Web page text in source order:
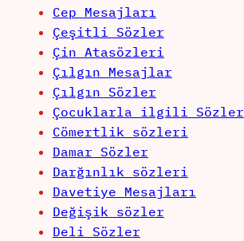
Cep Mesajları
Çeşitli Sözler
Çin Atasözleri
Çılgın Mesajlar
Çılgın Sözler
Çocuklarla ilgili Sözler
Cömertlik sözleri
Damar Sözler
Darğınlık sözleri
Davetiye Mesajları
Değişik sözler
Deli Sözler